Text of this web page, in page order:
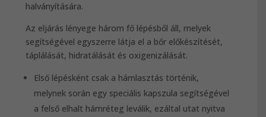
halványítására.
Az eljárás lényege három fő lépésből áll, melyek
segítségével egyszerre látja el a bőr előkészítését,
táplálását, hidratálását és oxigenizálását.
Első lépésként csak a hámlasztás történik,
melynek során egy speciális kapszula segítségével
a felső elhalt hámréteg leválik, ezáltal utat nyitva